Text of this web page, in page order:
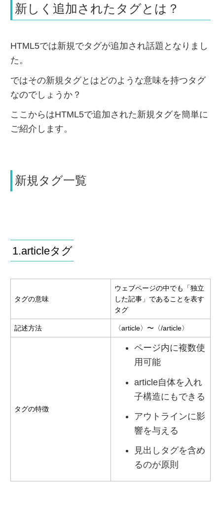
新しく追加されたタグとは？
HTML5では新規でタグが追加され話題となりまし
た。
ではその新規タグとはどのような意味を持つタグ
なのでしょうか？
ここからはHTML5で追加された新規タグを簡単に
ご紹介します。
新規タグ一覧
1.articleタグ
タグの意味
ウェブページの中でも「独立
した記事」であることを表す
タグ
記述方法 〈article〉〜〈/article〉
タグの特徴
ページ内に複数使
用可能
article自体を入れ
子構造にもできる
アウトラインに影
響を与える
見出しタグを含め
るのが原則